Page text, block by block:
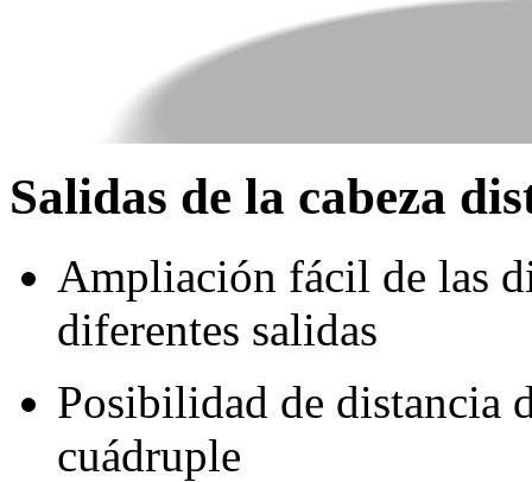
Salidas de la cabeza
Ampliación fácil de las
diferentes salidas
Posibilidad de distancia
cuádruple